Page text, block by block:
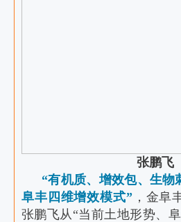
张鹏飞
“有机质、增效包、生物
阜丰四维增效模式”，金阜
张鹏飞从“当前土地形势、